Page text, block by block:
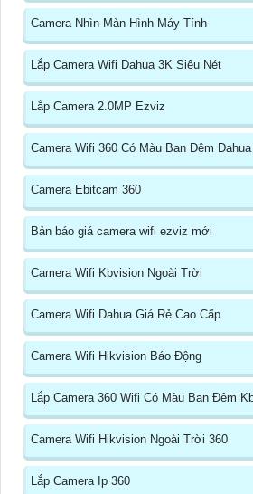
Camera Nhìn Màn Hình Máy Tính
Lắp Camera Wifi Dahua 3K Siêu Nét
Lắp Camera 2.0MP Ezviz
Camera Wifi 360 Có Màu Ban Đêm Dahua
Camera Ebitcam 360
Bản báo giá camera wifi ezviz mới
Camera Wifi Kbvision Ngoài Trời
Camera Wifi Dahua Giá Rẻ Cao Cấp
Camera Wifi Hikvision Báo Động
Lắp Camera 360 Wifi Có Màu Ban Đêm
Camera Wifi Hikvision Ngoài Trời 360
Lắp Camera Ip 360